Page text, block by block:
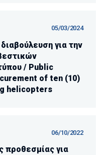
05/03/2024
για την
/ ​Public
of ten (10)
helicopters
06/10/2022
προθεσμίας για